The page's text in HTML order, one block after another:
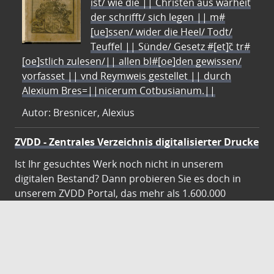
der schrifft/ sich legen || m#
[ue]ssen/ wider die Heel/ Todt/
Teuffel || Sünde/ Gesetz #[et]c̃ tr#
[oe]stlich zulesen/|| allen bl#[oe]den gewissen/
vorfasset || vnd Reymweis gestellet || durch
Alexium Bres=||nicerum Cotbusianum.||
Autor: Bresnicer, Alexius
ZVDD - Zentrales Verzeichnis digitalisierter Drucke
Ist Ihr gesuchtes Werk noch nicht in unserem
digitalen Bestand? Dann probieren Sie es doch in
unserem ZVDD Portal, das mehr als 1.600.000